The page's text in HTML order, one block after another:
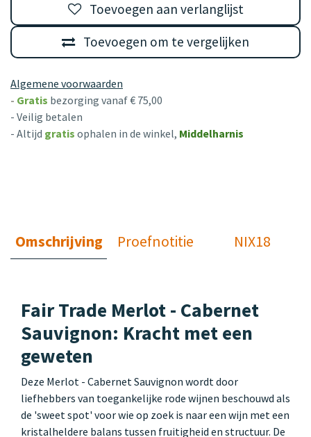
Toevoegen om te vergelijken
Toevoegen aan verlanglijst
Algemene voorwaarden
- Gratis bezorging vanaf € 75,00
- Veilig betalen
- Altijd gratis ophalen in de winkel, Middelharnis
Omschrijving Proefnotitie NIX18
Fair Trade Merlot - Cabernet
Sauvignon: Kracht met een
geweten
Deze Merlot - Cabernet Sauvignon wordt door
liefhebbers van toegankelijke rode wijnen beschouwd als
de 'sweet spot' voor wie op zoek is naar een wijn met een
kristalheldere balans tussen fruitigheid en structuur. De